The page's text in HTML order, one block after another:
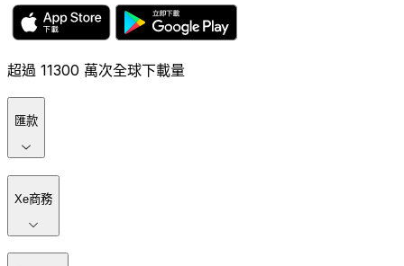
超過 11300 萬次全球下載量
匯款
Xe商務